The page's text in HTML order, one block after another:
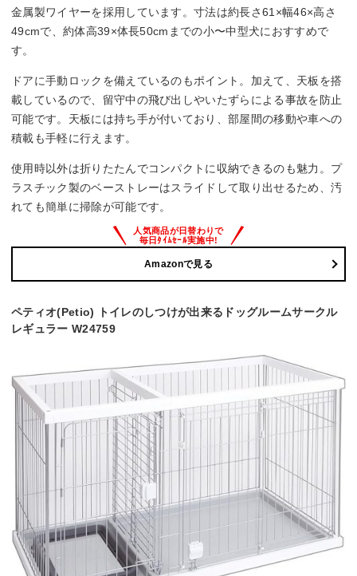
金属製ワイヤーを採用しています。寸法は約長さ61×幅46×高さ
49cmで、約体高39×体長50cmまでの小〜中型犬におすすめで
す。
ドアに手動ロックを備えているのもポイント。加えて、天板を搭
載しているので、留守中の飛び出しやいたずらによる事故を防止
可能です。天板には持ち手が付いており、部屋間の移動や車への
積載も手軽に行えます。
使用時以外は折りたたんでコンパクトに収納できるのも魅力。プ
ラスチック製のベーストレーはスライドして取り出せるため、汚
れても簡単に掃除が可能です。
Amazonで見る
ペティオ(Petio) トイレのしつけが出来るドッグルームサークル
レギュラー W24759